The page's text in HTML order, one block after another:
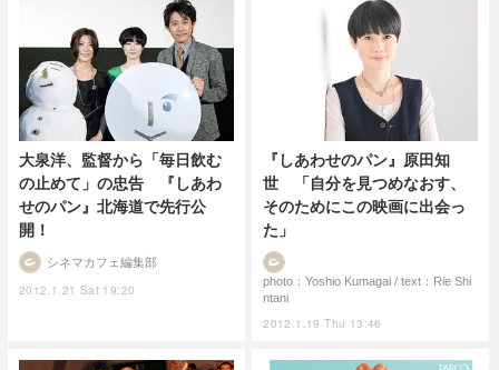
大泉洋、監督から「毎日飲む
の止めて」の忠告 『しあわ
せのパン』北海道で先行公
開！
2012.1.21 Sat 19:20
シネマカフェ編集部
『しあわせのパン』原田知
世 「自分を見つめなおす、
そのためにこの映画に出会っ
た」
2012.1.19 Thu 13:46
photo：Yoshio Kumagai / text：Rie Shi
ntani